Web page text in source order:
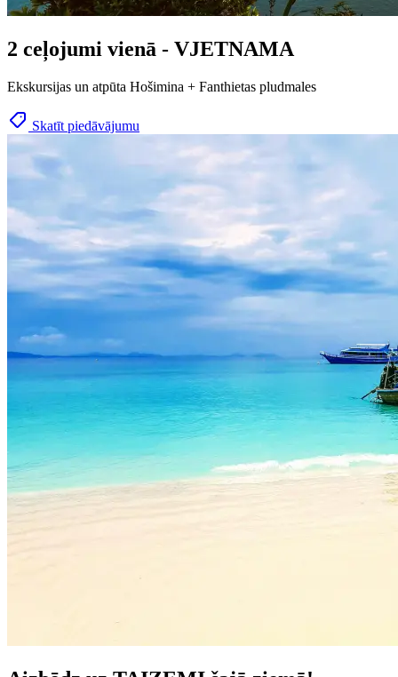
2 ceļojumi vienā - VJETNAMA
Ekskursijas un atpūta Hošimina + Fanthietas pludmales
Skatīt piedāvājumu